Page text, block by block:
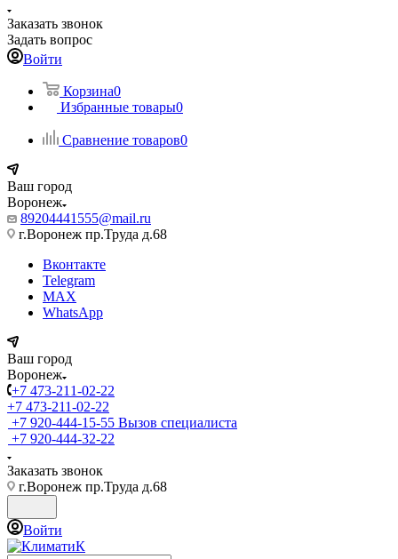
Заказать звонок
Задать вопрос
Войти
Корзина0
Избранные товары0
Сравнение товаров0
Ваш город
Воронеж
89204441555@mail.ru
г.Воронеж пр.Труда д.68
Вконтакте
Telegram
MAX
WhatsApp
Ваш город
Воронеж
+7 473-211-02-22
+7 473-211-02-22
+7 920-444-15-55 Вызов специалиста
+7 920-444-32-22
Заказать звонок
г.Воронеж пр.Труда д.68
Войти